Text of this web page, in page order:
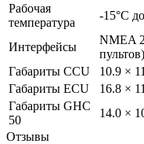
Рабочая
температура
-15°C
Интерфейсы
NMEA
пультов)
Габариты CCU
10.9 ×
Габариты ECU
16.8 ×
Габариты GHC
50
14.0 ×
Отзывы